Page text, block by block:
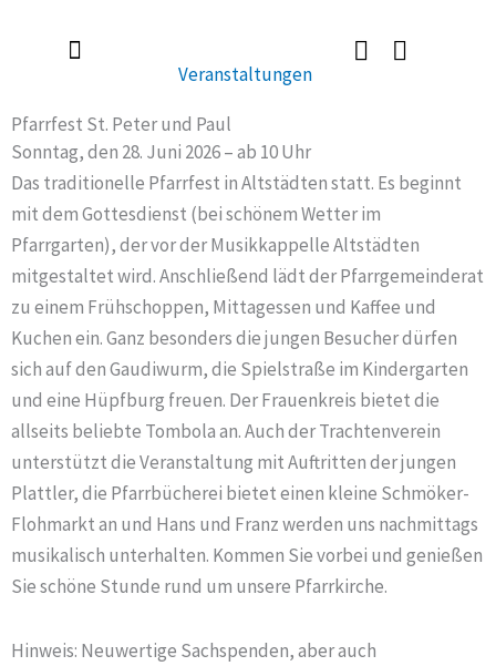
Veranstaltungen
Pfarrfest St. Peter und Paul
Sonntag, den 28. Juni 2026 – ab 10 Uhr
Das traditionelle Pfarrfest in Altstädten statt. Es beginnt
mit dem Gottesdienst (bei schönem Wetter im
Pfarrgarten), der vor der Musikkappelle Altstädten
mitgestaltet wird. Anschließend lädt der Pfarrgemeinderat
zu einem Frühschoppen, Mittagessen und Kaffee und
Kuchen ein. Ganz besonders die jungen Besucher dürfen
sich auf den Gaudiwurm, die Spielstraße im Kindergarten
und eine Hüpfburg freuen. Der Frauenkreis bietet die
allseits beliebte Tombola an. Auch der Trachtenverein
unterstützt die Veranstaltung mit Auftritten der jungen
Plattler, die Pfarrbücherei bietet einen kleine Schmöker-
Flohmarkt an und Hans und Franz werden uns nachmittags
musikalisch unterhalten. Kommen Sie vorbei und genießen
Sie schöne Stunde rund um unsere Pfarrkirche.
Hinweis: Neuwertige Sachspenden, aber auch